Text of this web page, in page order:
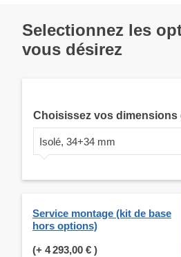
Selectionnez les
vous désirez
Choisissez vos dimensions
Isolé, 34+34 mm
Service montage (kit de base
hors options)
(+ 4 293,00 € )